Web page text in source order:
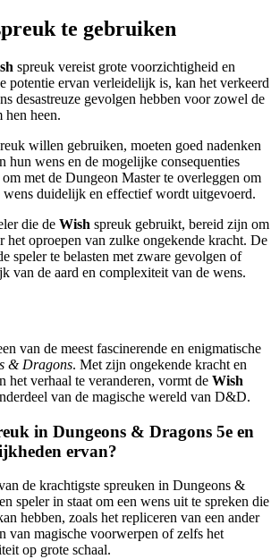
te gebruiken
spreuk vereist grote voorzichtigheid en
potentie ervan verleidelijk is, kan het verkeerd
desastreuze gevolgen hebben voor zowel de
hen heen.
willen gebruiken, moeten goed nadenken
hun wens en de mogelijke consequenties
met de Dungeon Master te overleggen om
wens duidelijk en effectief wordt uitgevoerd.
die de Wish spreuk gebruikt, bereid zijn om
het oproepen van zulke ongekende kracht. De
speler te belasten met zware gevolgen of
van de aard en complexiteit van de wens.
van de meest fascinerende en enigmatische
& Dragons. Met zijn ongekende kracht en
het verhaal te veranderen, vormt de Wish
van de magische wereld van D&D.
in Dungeons & Dragons 5e en
ervan?
de krachtigste spreuken in Dungeons &
speler in staat om een wens uit te spreken die
hebben, zoals het repliceren van een ander
van magische voorwerpen of zelfs het
op grote schaal.